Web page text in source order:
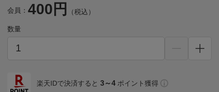
会員： 400円 （税込）
数量
楽天IDで決済すると 3～4 ポイント獲得